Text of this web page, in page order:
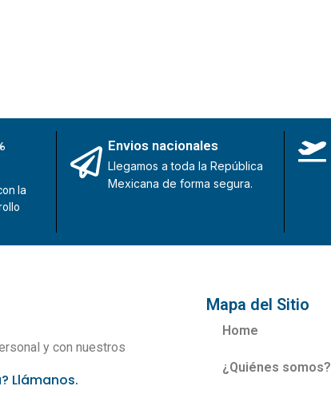
la
Envios nacionales
Llegamos a toda la República
Mexicana de forma segura.
y con nuestros
Llámanos.
Mapa del Sitio
Home
¿Quiénes somos?